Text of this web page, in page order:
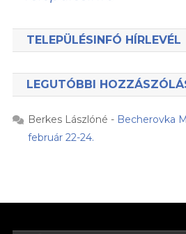
TELEPÜLÉSINFÓ HÍRLEVÉL
LEGUTÓBBI
Berkes Lászlóné - Becherovka
február 22-24.